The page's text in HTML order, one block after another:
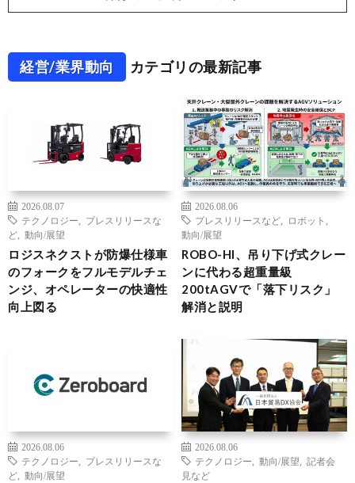
経営/業界動向 カテゴリの最新記事
2026.08.07
テクノロジー
プレスリリースな
ど
動向/展望
ロジスネクストが防爆仕様車
のフォークをフルモデルチェ
ンジ、オペレーターの快適性
向上図る
2026.08.06
プレスリリースなど
ロボット
動向/展望
ROBO-HI、吊り下げ式クレー
ンに代わる超重量級
200tAGVで「落下リスク」
解消と説明
2026.08.06
テクノロジー
プレスリリースな
ど
動向/展望
2026.08.06
テクノロジー
動向/展望
記者会
見など